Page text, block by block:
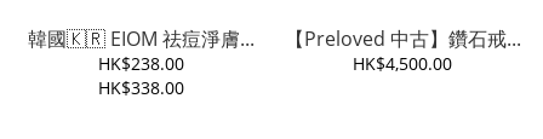
韓國🇰🇷 EIOM 祛痘淨膚...
HK$238.00
HK$338.00
【Preloved 中古】鑽石戒...
HK$4,500.00